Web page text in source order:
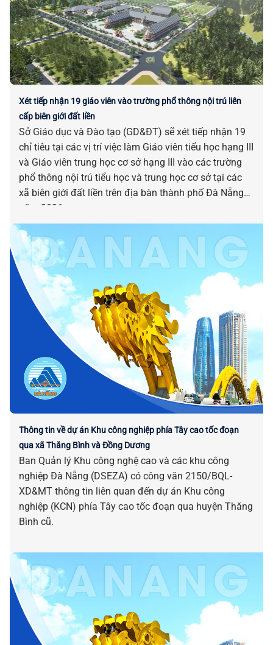
Xét tiếp nhận 19 giáo viên vào trường phổ thông nội trú liên
cấp biên giới đất liền
Sở Giáo dục và Đào tạo (GD&ĐT) sẽ xét tiếp nhận 19
chỉ tiêu tại các vị trí việc làm Giáo viên tiểu học hạng III
và Giáo viên trung học cơ sở hạng III vào các trường
phổ thông nội trú tiểu học và trung học cơ sở tại các
xã biên giới đất liền trên địa bàn thành phố Đà Nẵng
năm 2026.
Thông tin về dự án Khu công nghiệp phía Tây cao tốc đoạn
qua xã Thăng Bình và Đồng Dương
Ban Quản lý Khu công nghệ cao và các khu công
nghiệp Đà Nẵng (DSEZA) có công văn 2150/BQL-
XD&MT thông tin liên quan đến dự án Khu công
nghiệp (KCN) phía Tây cao tốc đoạn qua huyện Thăng
Bình cũ.